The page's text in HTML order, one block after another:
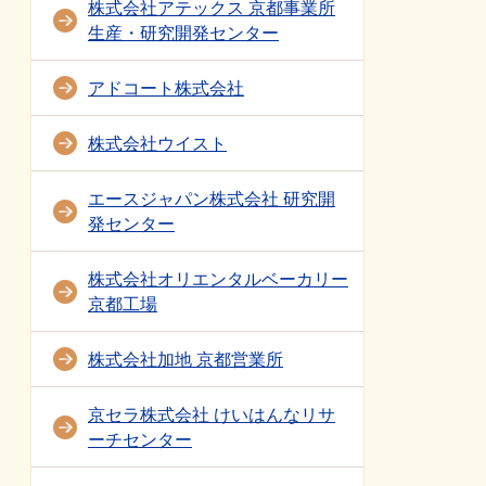
株式会社アテックス 京都事業所
生産・研究開発センター
アドコート株式会社
株式会社ウイスト
エースジャパン株式会社 研究開
発センター
株式会社オリエンタルベーカリー
京都工場
株式会社加地 京都営業所
京セラ株式会社 けいはんなリサ
ーチセンター